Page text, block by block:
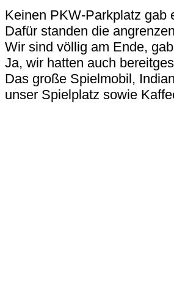
Keinen PKW-Parkplatz gab
Dafür standen die
Wir sind völlig am Ende,
Ja, wir hatten auch
Das große Spielmobil,
unser Spielplatz sowie